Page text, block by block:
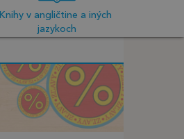
Knihy v angličtine a iných
jazykoch